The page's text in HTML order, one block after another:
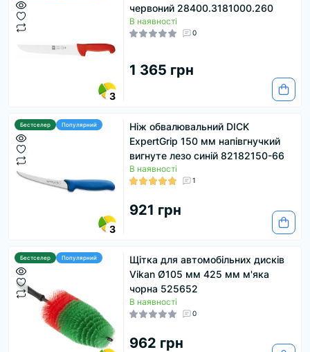
3
червоний 28400.3181000.260
В наявності
0
1 365 грн
Бестселер Популярний
3
Ніж обвалювальний DICK
ExpertGrip 150 мм напівгнучкий
вигнуте лезо синій 82182150-66
В наявності
1
921 грн
Бестселер Популярний
Щітка для автомобільних дисків
Vikan Ø105 мм 425 мм м'яка
чорна 525652
В наявності
0
962 грн